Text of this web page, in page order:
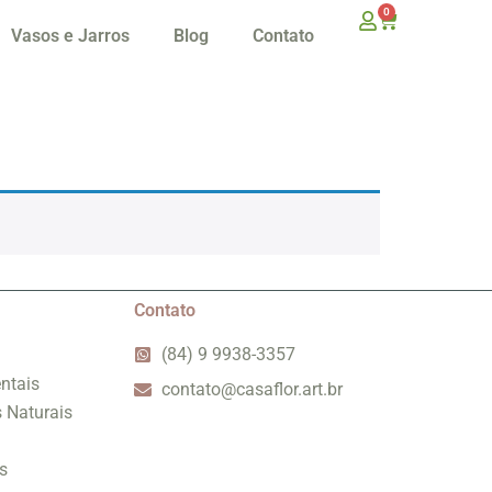
Vasos e Jarros Blog Contato
0
Naturais
Contato
(84) 9 9938-3357
contato@casaflor.art.br